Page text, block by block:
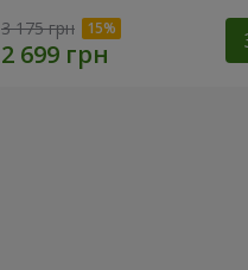
3 175 грн